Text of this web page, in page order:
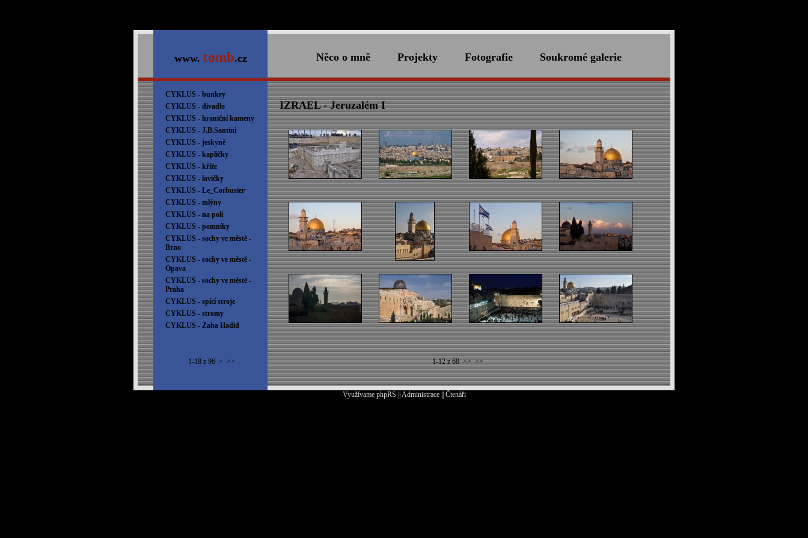
www. tomb.cz Něco o mně Projekty Fotografie Soukromé galerie
CYKLUS - bunkry
CYKLUS - divadlo
CYKLUS - hraniční kameny
CYKLUS - J.B.Santini
CYKLUS - jeskyně
CYKLUS - kapličky
CYKLUS - kříže
CYKLUS - lavičky
CYKLUS - Le_Corbusier
CYKLUS - mlýny
CYKLUS - na poli
CYKLUS - pomníky
CYKLUS - sochy ve městě -
Brno
CYKLUS - sochy ve městě -
Opava
CYKLUS - sochy ve městě -
Praha
CYKLUS - spící stroje
CYKLUS - stromy
CYKLUS - Zaha Hadid
1-18 z 96 > >>
IZRAEL - Jeruzalém I
1-12 z 68>> >>
Využívame phpRS Administrace|| Čtenáři